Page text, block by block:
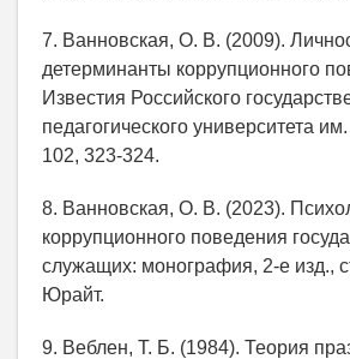
7. Ванновская, О. В. (2009).
детерминанты коррупционного
Известия Российского
педагогического университета
102, 323-324.
8. Ванновская, О. В. (2023).
коррупционного поведения
служащих: монография, 2-е изд.,
Юрайт.
9. Веблен, Т. Б. (1984). Теория